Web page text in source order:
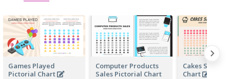
Games Played
Pictorial Chart
Computer Products
Sales Pictorial Chart
Cakes Sales
Chart